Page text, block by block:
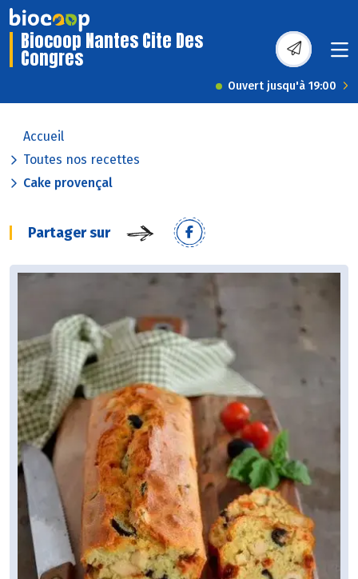
Biocoop Nantes Cite Des
Congres
Ouvert jusqu'à 19:00
Accueil
Toutes nos recettes
Cake provençal
Partager sur